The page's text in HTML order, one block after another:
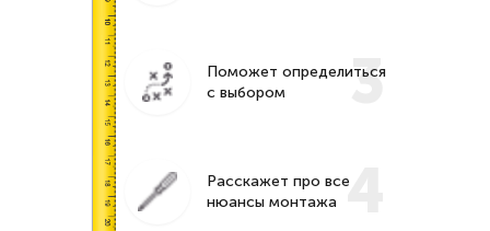
3
Поможет определиться
с выбором
4
Расскажет про все
нюансы монтажа